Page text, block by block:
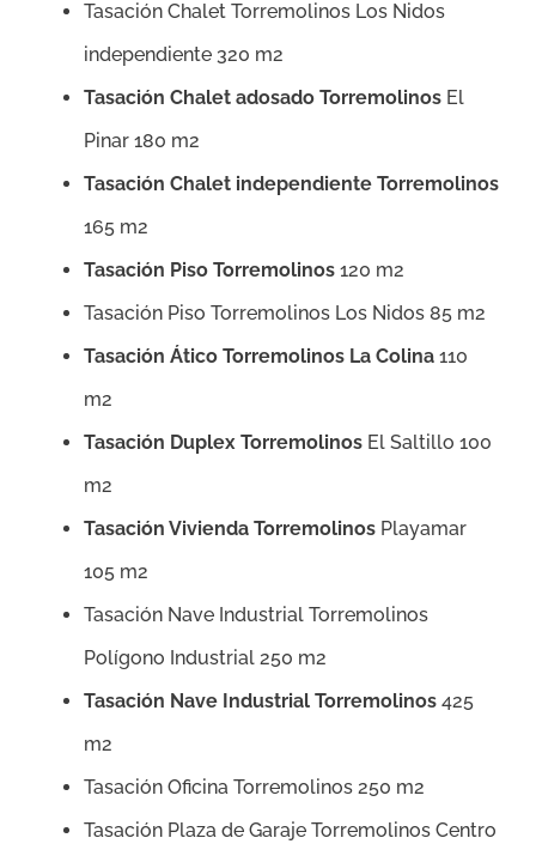
Tasación Chalet Torremolinos Los Nidos
independiente 320 m2
Tasación Chalet adosado Torremolinos El
Pinar 180 m2
Tasación Chalet independiente Torremolinos
165 m2
Tasación Piso Torremolinos 120 m2
Tasación Piso Torremolinos Los Nidos 85 m2
Tasación Ático Torremolinos La Colina 110
m2
Tasación Duplex Torremolinos El Saltillo 100
m2
Tasación Vivienda Torremolinos Playamar
105 m2
Tasación Nave Industrial Torremolinos
Polígono Industrial 250 m2
Tasación Nave Industrial Torremolinos 425
m2
Tasación Oficina Torremolinos 250 m2
Tasación Plaza de Garaje Torremolinos Centro